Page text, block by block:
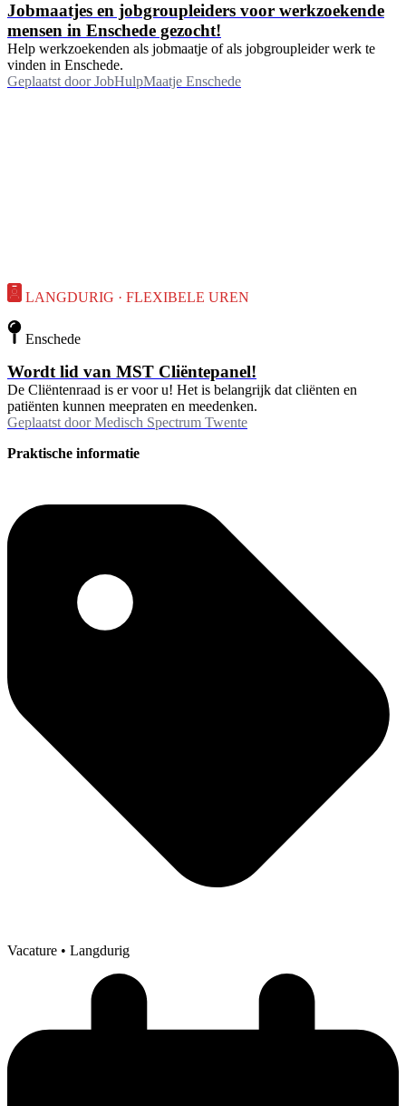
Jobmaatjes en jobgroupleiders voor werkzoekende
mensen in Enschede gezocht!
Help werkzoekenden als jobmaatje of als jobgroupleider werk te
vinden in Enschede.
Geplaatst door JobHulpMaatje Enschede
LANGDURIG · FLEXIBELE UREN
Enschede
Wordt lid van MST Cliëntepanel!
De Cliëntenraad is er voor u! Het is belangrijk dat cliënten en
patiënten kunnen meepraten en meedenken.
Geplaatst door Medisch Spectrum Twente
Praktische informatie
Vacature • Langdurig